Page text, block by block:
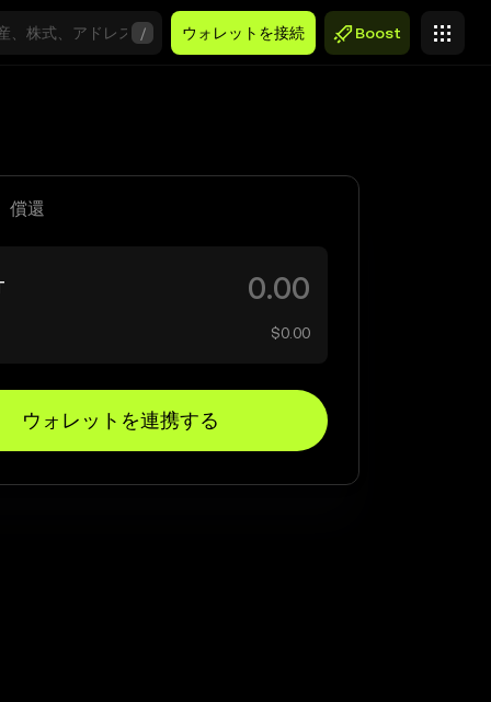
/ ウォレットを接続 Boost
償還
$0.00
ウォレットを連携する